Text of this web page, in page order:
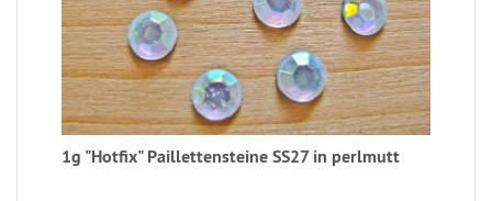
1g "Hotfix" Paillettensteine SS27 in perlmutt